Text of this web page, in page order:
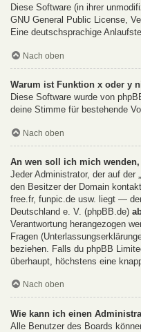
Diese Software (in ihrer
GNU General Public License,
Eine deutschsprachige
Nach oben
Warum ist Funktion x oder y
Diese Software wurde von
deine Stimme für bestehende
Nach oben
An wen soll ich mich
Jeder Administrator, der auf der
den Besitzer der Domain
free.fr, funpic.de usw. liegt —
Deutschland e. V. (phpBB.de)
Verantwortung herangezogen
Fragen
beziehen. Falls du phpBB
überhaupt, höchstens eine
Nach oben
Wie kann ich einen
Alle Benutzer des Boards